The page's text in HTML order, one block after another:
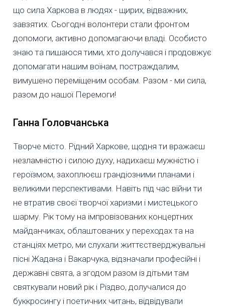
що сила Харкова в людях - щирих, відважних,
завзятих. Сьогодні волонтери стали фронтом
допомоги, активно допомагаючи владі. Особисто
знаю та пишаюся тими, хто долучався і продовжує
допомагати нашим воїнам, постраждалим,
вимушено переміщеним особам. Разом - ми сила,
разом до нашої Перемоги!
Ганна Головчанська
Творче місто. Рідний Харкове, щодня ти вражаєш
незламністю і силою духу, надихаєш мужністю і
героїзмом, захоплюєш грандіозними планами і
великими перспективами. Навіть під час війни ти
не втратив своєї творчої харизми і мистецького
шарму. Рік тому на імпровізованих концертних
майданчиках, облаштованих у переходах та на
станціях метро, ми слухали життєстверджувальні
пісні Жадана і Вакарчука, відзначали професійні і
державні свята, а згодом разом із дітьми там
святкували новий рік і Різдво, долучалися до
буккросингу і поетичних читань, відвідували